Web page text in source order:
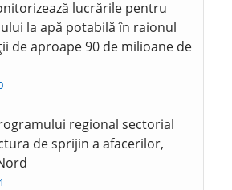
lucrările pentru
la apă potabilă în raionul
de aproape 90 de milioane de
regional sectorial
de sprijin a afacerilor,